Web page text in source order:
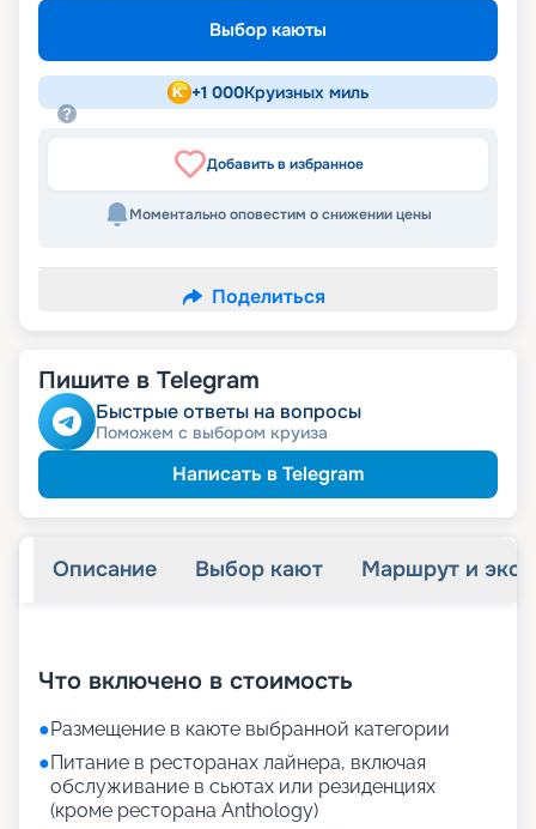
Выбор каюты
+1 000Круизных миль
Добавить в избранное
Моментально оповестим о снижении цены
Поделиться
Пишите в Telegram
Быстрые ответы на вопросы
Поможем с выбором круиза
Написать в Telegram
Описание Выбор кают Маршрут и
Что включено в стоимость
●Размещение в каюте выбранной категории
●Питание в ресторанах лайнера, включая
обслуживание в сьютах или резиденциях
(кроме ресторана Anthology)